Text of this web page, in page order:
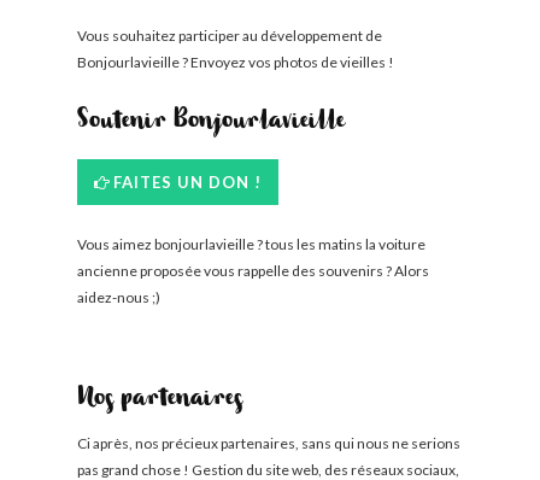
Vous souhaitez participer au développement de
Bonjourlavieille ? Envoyez vos photos de vieilles !
Soutenir Bonjourlavieille
FAITES UN DON !
Vous aimez bonjourlavieille ? tous les matins la voiture
ancienne proposée vous rappelle des souvenirs ? Alors
aidez-nous ;)
Nos partenaires
Ci après, nos précieux partenaires, sans qui nous ne serions
pas grand chose ! Gestion du site web, des réseaux sociaux,